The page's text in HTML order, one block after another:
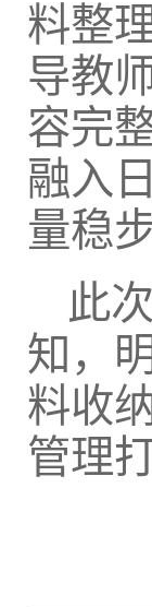
料整
导教
容完
融入
量稳
此
知，
料收
管理